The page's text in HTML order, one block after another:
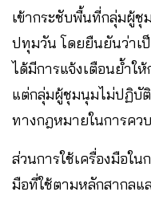
เข้ากระชับพื้นที่กลุ่มผู้
ปทุมวัน โดยยืนยันว่าเ
ได้มีการแจ้งเตือนย้ำใ
แต่กลุ่มผู้ชุมนุมไม่ปฏิบัติ
ทางกฎหมายในการคว
ส่วนการใช้เครื่องมือใ
มือที่ใช้ตามหลักสากลแ